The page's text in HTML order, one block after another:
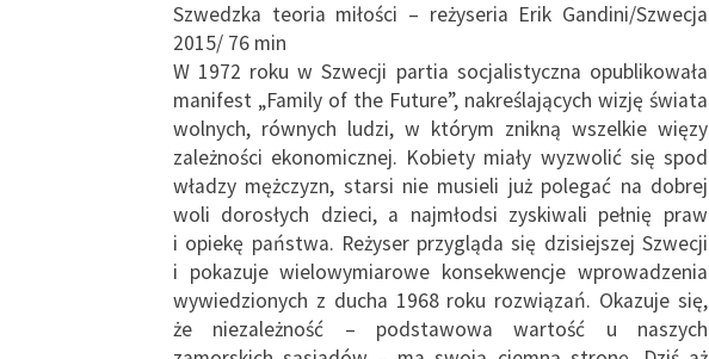
Szwedzka teoria miłości – reżyseria Erik Gandini/Szwecja
2015/ 76 min
W 1972 roku w Szwecji partia socjalistyczna opublikowała
manifest „Family of the Future”, nakreślających wizję świata
wolnych, równych ludzi, w którym znikną wszelkie więzy
zależności ekonomicznej. Kobiety miały wyzwolić się spod
władzy mężczyzn, starsi nie musieli już polegać na dobrej
woli dorosłych dzieci, a najmłodsi zyskiwali pełnię praw
i opiekę państwa. Reżyser przygląda się dzisiejszej Szwecji
i pokazuje wielowymiarowe konsekwencje wprowadzenia
wywiedzionych z ducha 1968 roku rozwiązań. Okazuje się,
że niezależność – podstawowa wartość u naszych